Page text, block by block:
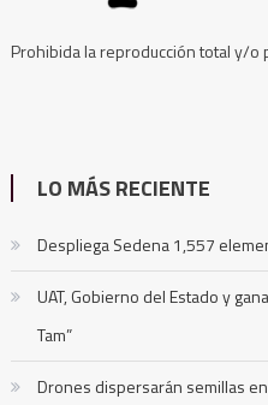
Prohibida la reproducción total y/o
LO MÁS RECIENTE
Despliega Sedena 1,557
UAT, Gobierno del Estado y
Tam”
Drones dispersarán semillas